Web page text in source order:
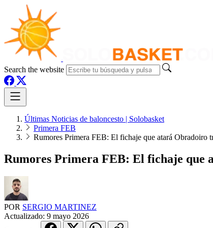
Search the website
Últimas Noticias de baloncesto | Solobasket
Primera FEB
Rumores Primera FEB: El fichaje que atará Obradoiro
Rumores Primera FEB: El fichaje que
POR SERGIO MARTINEZ
Actualizado: 9 mayo 2026